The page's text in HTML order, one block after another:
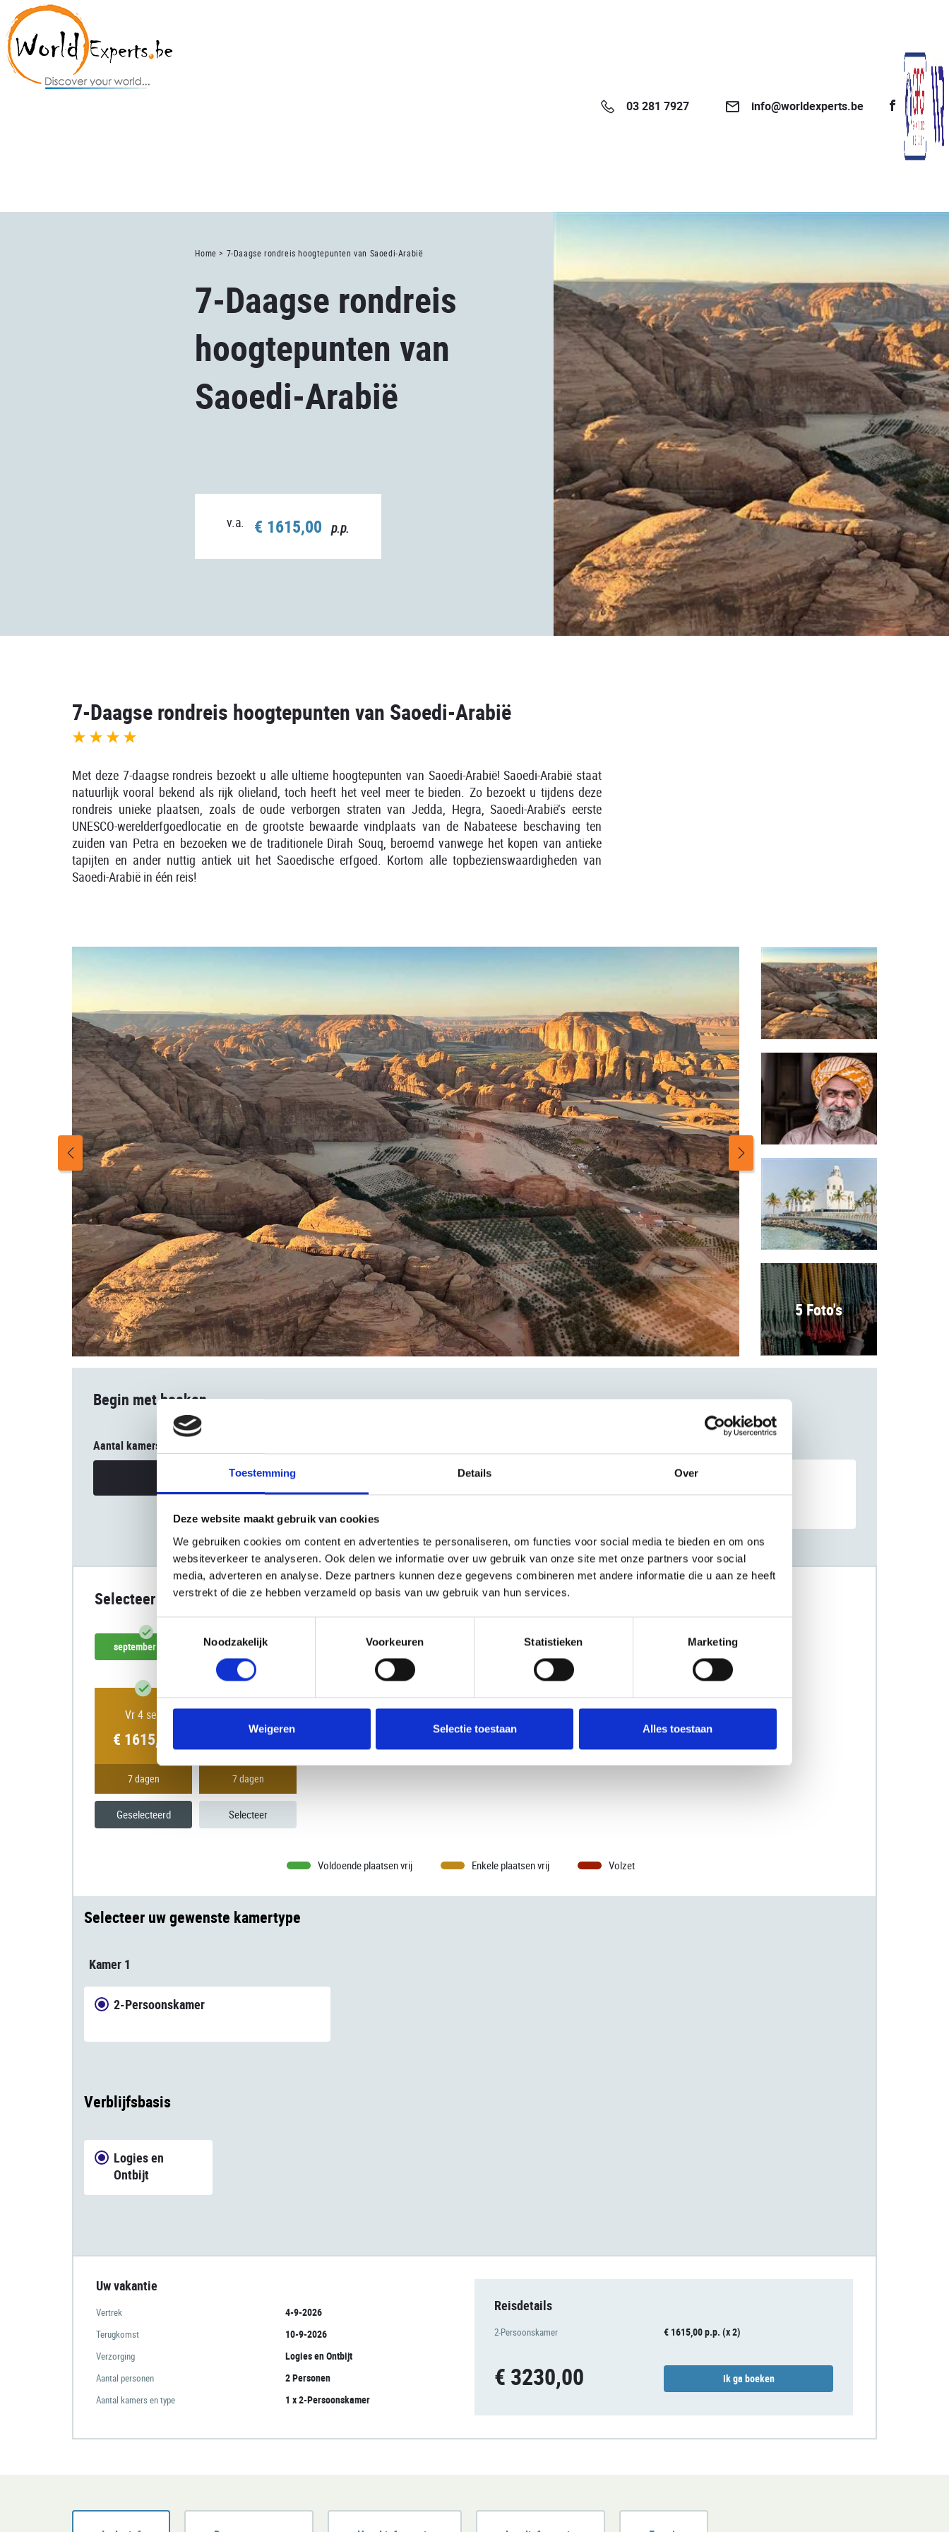
Toestemming Details Over
Deze website maakt gebruik van cookies
We gebruiken cookies om content en advertenties te personaliseren, om functies voor social media te bieden en om ons
websiteverkeer te analyseren. Ook delen we informatie over uw gebruik van onze site met onze partners voor social
media, adverteren en analyse. Deze partners kunnen deze gegevens combineren met andere informatie die u aan ze heeft
verstrekt of die ze hebben verzameld op basis van uw gebruik van hun services.
Noodzakelijk
Voorkeuren Statistieken Marketing
Weigeren Selectie toestaan Alles toestaan
03 281 7927 info@worldexperts.be
Home > 7-Daagse rondreis hoogtepunten van Saoedi-Arabië
7-Daagse rondreis
hoogtepunten van
Saoedi-Arabië
v.a. € 1615,00 p.p.
7-Daagse rondreis hoogtepunten van Saoedi-Arabië
Met deze 7-daagse rondreis bezoekt u alle ultieme hoogtepunten van Saoedi-Arabië! Saoedi-Arabië staat
natuurlijk vooral bekend als rijk olieland, toch heeft het veel meer te bieden. Zo bezoekt u tijdens deze
rondreis unieke plaatsen, zoals de oude verborgen straten van Jedda, Hegra, Saoedi-Arabië’s eerste
UNESCO-werelderfgoedlocatie en de grootste bewaarde vindplaats van de Nabateese beschaving ten
zuiden van Petra en bezoeken we de traditionele Dirah Souq, beroemd vanwege het kopen van antieke
tapijten en ander nuttig antiek uit het Saoedische erfgoed. Kortom alle topbezienswaardigheden van
Saoedi-Arabië in één reis!
5 Foto's
Begin met boeken
Aantal kamers
Uw reisgezelschap
Selecteer datum
september 2026 oktober 2026 november 2026 december 2026
Vr 4 sep
€ 1615,00
7 dagen
Geselecteerd
€ 1615,00
7 dagen
Selecteer
Voldoende plaatsen vrij Enkele plaatsen vrij Volzet
Selecteer uw gewenste kamertype
Kamer 1
2-Persoonskamer
Verblijfsbasis
Logies en
Ontbijt
Uw vakantie
Vertrek 4-9-2026
Terugkomst 10-9-2026
Verzorging Logies en Ontbijt
Aantal personen 2 Personen
Aantal kamers en type 1 x 2-Persoonskamer
Reisdetails
2-Persoonskamer € 1615,00 p.p. (x 2)
€ 3230,00 Ik ga boeken